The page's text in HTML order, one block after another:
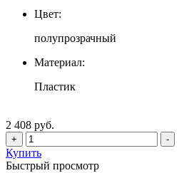
Цвет:
полупрозрачный
Материал:
Пластик
2 408 руб.
+ -
Купить
Быстрый просмотр